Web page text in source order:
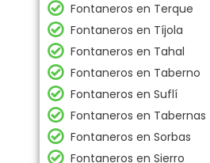
Fontaneros en Terque
Fontaneros en Tíjola
Fontaneros en Tahal
Fontaneros en Taberno
Fontaneros en Suflí
Fontaneros en Tabernas
Fontaneros en Sorbas
Fontaneros en Sierro